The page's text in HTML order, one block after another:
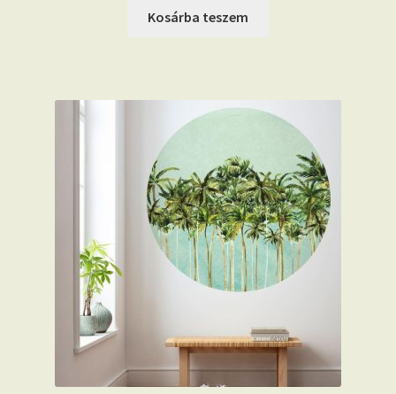
Kosárba teszem